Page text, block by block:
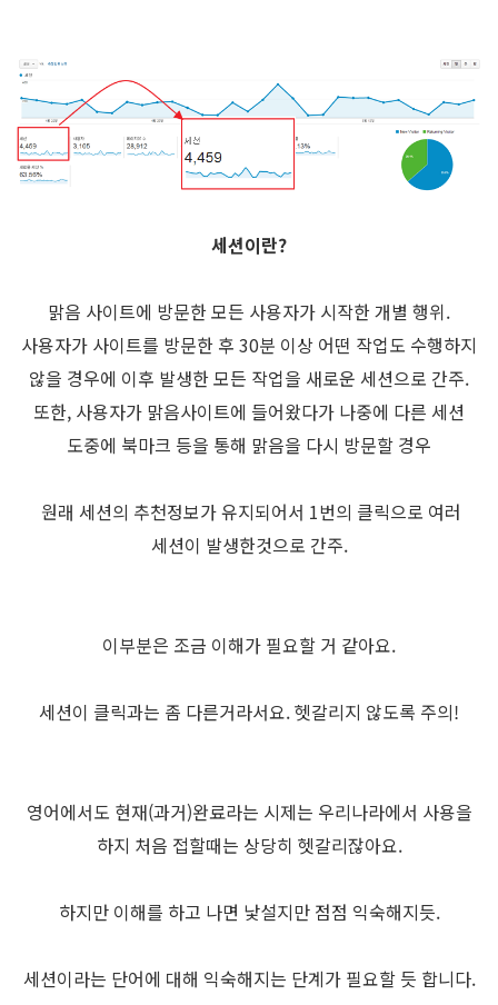
세션이란?
맑음 사이트에 방문한 모든 사용자가 시작한 개별 행위.
사용자가 사이트를 방문한 후 30분 이상 어떤 작업도 수행하지
않을 경우에 이후 발생한 모든 작업을 새로운 세션으로 간주.
또한, 사용자가 맑음사이트에 들어왔다가 나중에 다른 세션
도중에 북마크 등을 통해 맑음을 다시 방문할 경우
원래 세션의 추천정보가 유지되어서 1번의 클릭으로 여러
세션이 발생한것으로 간주.
이부분은 조금 이해가 필요할 거 같아요.
세션이 클릭과는 좀 다른거라서요. 헷갈리지 않도록 주의!
영어에서도 현재(과거)완료라는 시제는 우리나라에서 사용을
하지 처음 접할때는 상당히 헷갈리잖아요.
하지만 이해를 하고 나면 낯설지만 점점 익숙해지듯.
세션이라는 단어에 대해 익숙해지는 단계가 필요할 듯 합니다.